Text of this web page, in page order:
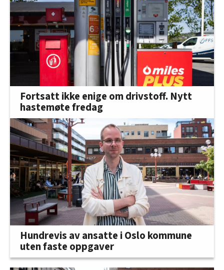
Fortsatt ikke enige om drivstoff. Nytt
hastemøte fredag
Hundrevis av ansatte i Oslo kommune
uten faste oppgaver